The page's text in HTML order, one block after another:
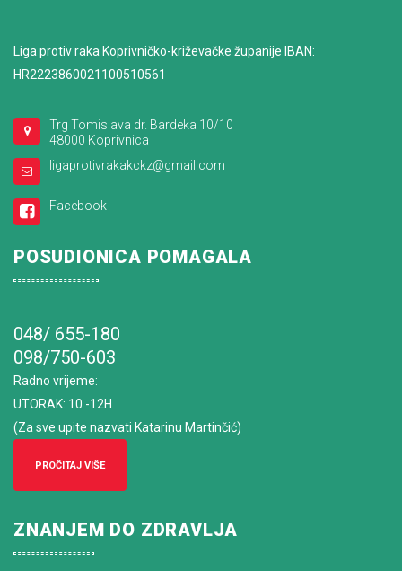
Liga protiv raka Koprivničko-križevačke županije IBAN:
HR2223860021100510561
Trg Tomislava dr. Bardeka 10/10
48000 Koprivnica
ligaprotivrakakckz@gmail.com
Facebook
POSUDIONICA POMAGALA
048/ 655-180
098/750-603
Radno vrijeme:
UTORAK: 10 -12H
(Za sve upite nazvati Katarinu Martinčić)
PROČITAJ VIŠE
ZNANJEM DO ZDRAVLJA